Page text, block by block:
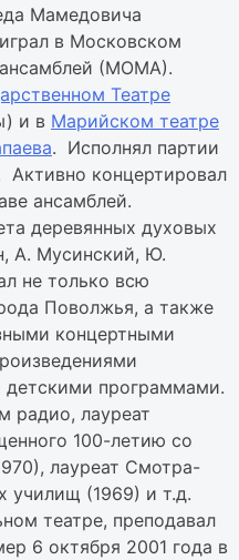
Мамедовича
в Московском
(МОМА).
Театре
и в Марийском театре
. Исполнял партии
Активно концертировал
ансамблей.
деревянных духовых
А. Мусинский, Ю.
не только всю
Поволжья, а также
концертными
программами.
радио, лауреат
100-летию со
лауреат Смотра-
училищ (1969) и т.д.
театре, преподавал
6 октября 2001 года в